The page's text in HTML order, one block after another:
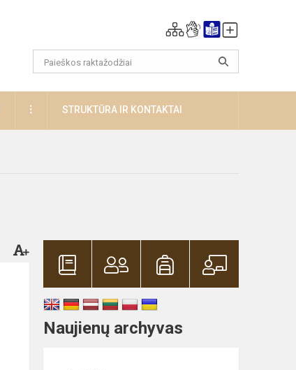
DAUGIAUSTRUKTŪRA IR KONTAKTAI
Naujienų archyvas